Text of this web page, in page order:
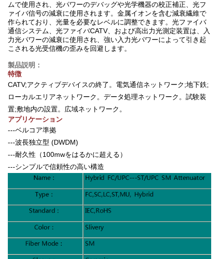
ムで使用され、光パワーのデバッグや光学機器の校正補正、光フ
ァイバ信号の減衰に使用されます。金属イオンを含む減衰繊維で
作られており、光量を必要なレベルに調整できます。光ファイバ
通信システム、光ファイバCATV、および高出力光測定装置は、入
力光パワーの減衰に使用され、強い入力光パワーによって引き起
こされる光受信機の歪みを回避します。
製品説明：
特徴
CATV;アクティブデバイスの終了。電気通信ネットワーク;地下鉄;
ローカルエリアネットワーク。データ処理ネットワーク。試験装
置;敷地内の設置。広域ネットワーク。
アプリケーション
---ベルコア準拠
---波長独立型 (DWDM)
---耐久性（100mwをはるかに超える）
---シンプルで信頼性の高い構造